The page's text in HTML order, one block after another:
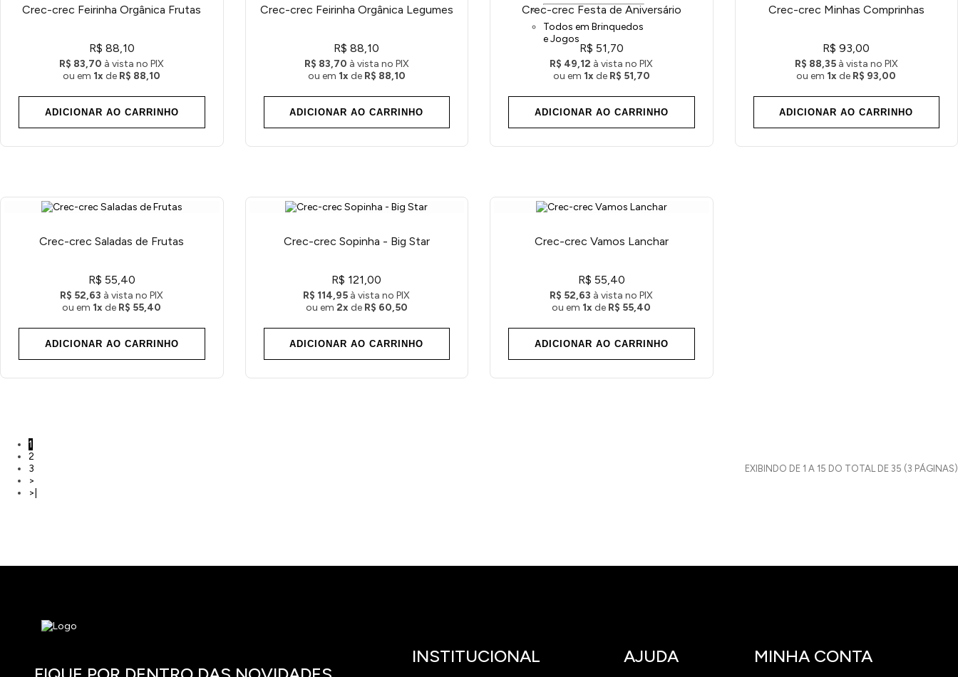
Todos em Brinquedos
e Jogos
Crec-crec Feirinha Orgânica Frutas
R$ 88,10
R$ 83,70 à vista no PIX
ou em 1x de R$ 88,10
ADICIONAR AO CARRINHO
Crec-crec Feirinha Orgânica Legumes
R$ 88,10
R$ 83,70 à vista no PIX
ou em 1x de R$ 88,10
ADICIONAR AO CARRINHO
Crec-crec Festa de Aniversário
R$ 51,70
R$ 49,12 à vista no PIX
ou em 1x de R$ 51,70
ADICIONAR AO CARRINHO
Crec-crec Minhas Comprinhas
R$ 93,00
R$ 88,35à vista no PIX
ou em 1x de R$ 93,00
ADICIONAR AO CARRINHO
Crec-crec Saladas de Frutas
R$ 55,40
R$ 52,63 à vista no PIX
ou em 1x de R$ 55,40
ADICIONAR AO CARRINHO
Crec-crec Sopinha - Big Star
R$ 121,00
R$ 114,95 à vista no PIX
ou em 2x de R$ 60,50
ADICIONAR AO CARRINHO
Crec-crec Vamos Lanchar
R$ 55,40
R$ 52,63 à vista no PIX
ou em 1x de R$ 55,40
ADICIONAR AO CARRINHO
1
2
3
>
>|
EXIBINDO DE 1 A 15 DO TOTAL DE 35 (3 PÁGINAS)
INSTITUCIONAL AJUDA MINHA CONTA